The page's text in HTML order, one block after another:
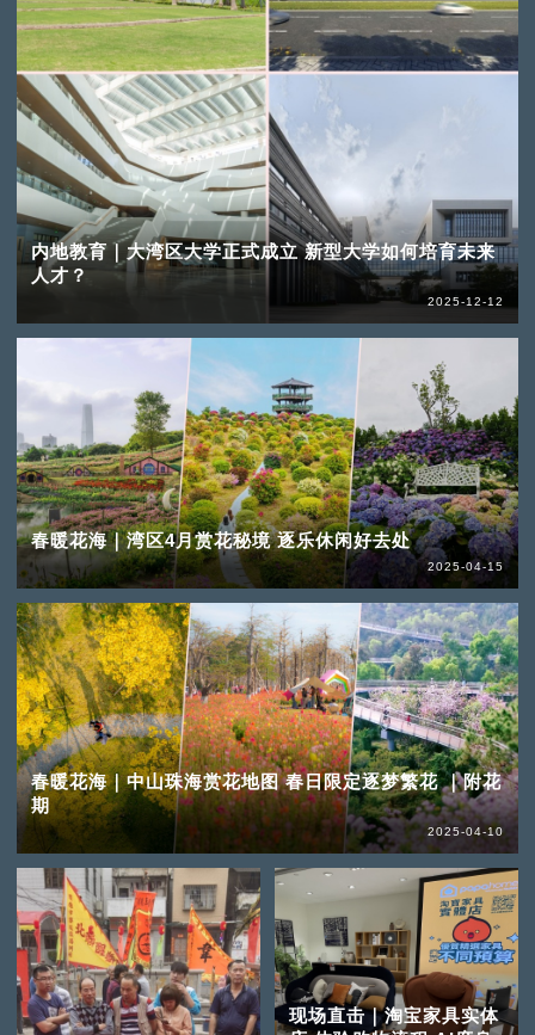
内地教育｜大湾区大学正式成立 新型大学如何培育未来
人才？
2025-12-12
春暖花海｜湾区4月赏花秘境 逐乐休闲好去处
2025-04-15
春暖花海｜中山珠海赏花地图 春日限定逐梦繁花 ｜附花
期
2025-04-10
现场直击｜淘宝家具实体